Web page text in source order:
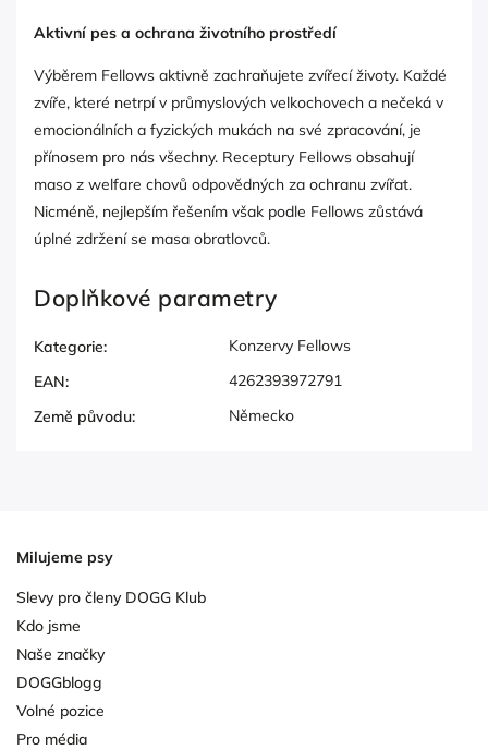
Aktivní pes a ochrana životního prostředí
Výběrem Fellows aktivně zachraňujete zvířecí životy. Každé
zvíře, které netrpí v průmyslových velkochovech a nečeká v
emocionálních a fyzických mukách na své zpracování, je
přínosem pro nás všechny. Receptury Fellows obsahují
maso z welfare chovů odpovědných za ochranu zvířat.
Nicméně, nejlepším řešením však podle Fellows zůstává
úplné zdržení se masa obratlovců.
Doplňkové parametry
Kategorie:
Konzervy Fellows
EAN:
4262393972791
Země původu: Německo
Milujeme psy
Slevy pro členy DOGG Klub
Kdo jsme
Naše značky
DOGGblogg
Volné pozice
Pro média